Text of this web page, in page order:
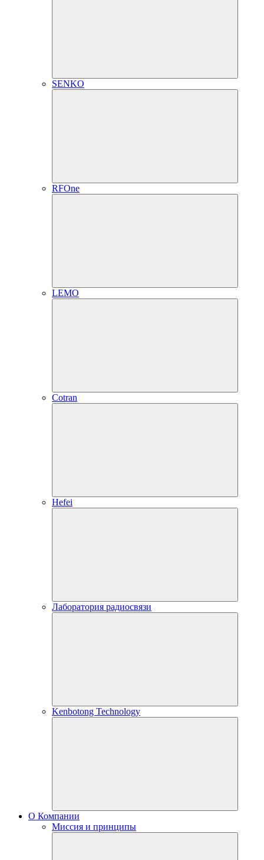
SENKO
RFOne
LEMO
Cotran
Hefei
Лаборатория радиосвязи
Kenbotong Technology
О Компании
Миссия и принципы